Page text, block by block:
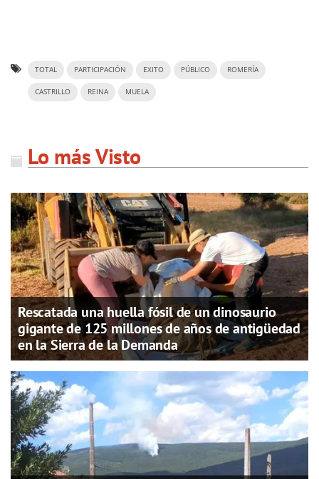
TOTAL PARTICIPACIÓN EXITO PÚBLICO ROMERÍA
CASTRILLO REINA MUELA
Lo más Visto
Rescatada una huella fósil de un dinosaurio
gigante de 125 millones de años de antigüedad
en la Sierra de la Demanda